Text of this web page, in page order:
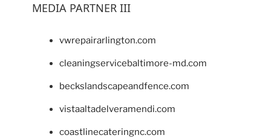
MEDIA PARTNER III
vwrepairarlington.com
cleaningservicebaltimore-md.com
beckslandscapeandfence.com
vistaaltadelveramendi.com
coastlinecateringnc.com